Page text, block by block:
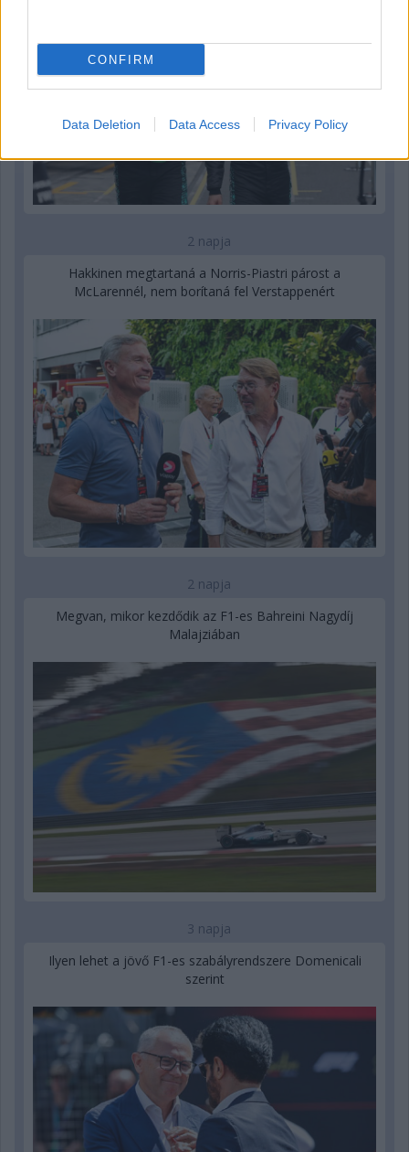
CONFIRM
Data Deletion Data Access Privacy Policy
2 napja
Hakkinen megtartaná a Norris-Piastri párost a
McLarennél, nem borítaná fel Verstappenért
2 napja
Megvan, mikor kezdődik az F1-es Bahreini Nagydíj
Malajziában
3 napja
Ilyen lehet a jövő F1-es szabályrendszere Domenicali
szerint